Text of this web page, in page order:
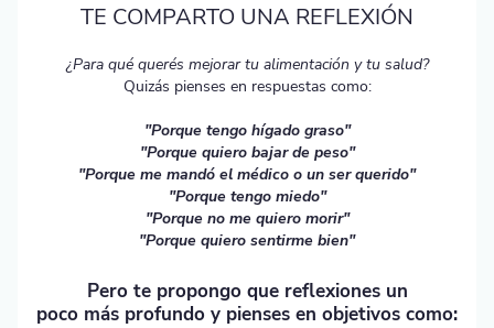
TE COMPARTO UNA REFLEXIÓN
¿Para qué querés mejorar tu alimentación y tu salud?
Quizás pienses en respuestas como:
"Porque tengo hígado graso"
"Porque quiero bajar de peso"
"Porque me mandó el médico o un ser querido"
"Porque tengo miedo"
"Porque no me quiero morir"
"Porque quiero sentirme bien"
Pero te propongo que reflexiones un
poco más profundo y pienses en objetivos como: